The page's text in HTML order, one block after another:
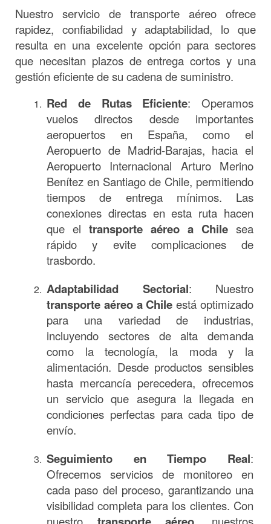
Nuestro servicio de transporte aéreo ofrece
rapidez, confiabilidad y adaptabilidad, lo que
resulta en una excelente opción para sectores
que necesitan plazos de entrega cortos y una
gestión eficiente de su cadena de suministro.
Red de Rutas Eficiente: Operamos
vuelos directos desde importantes
aeropuertos en España, como el
Aeropuerto de Madrid-Barajas, hacia el
Aeropuerto Internacional Arturo Merino
Benítez en Santiago de Chile, permitiendo
tiempos de entrega mínimos. Las
conexiones directas en esta ruta hacen
que el transporte aéreo a Chile sea
rápido y evite complicaciones de
trasbordo.
Adaptabilidad Sectorial: Nuestro
transporte aéreo a Chile está optimizado
para una variedad de industrias,
incluyendo sectores de alta demanda
como la tecnología, la moda y la
alimentación. Desde productos sensibles
hasta mercancía perecedera, ofrecemos
un servicio que asegura la llegada en
condiciones perfectas para cada tipo de
envío.
Seguimiento en Tiempo Real:
Ofrecemos servicios de monitoreo en
cada paso del proceso, garantizando una
visibilidad completa para los clientes. Con
nuestro
, nuestros